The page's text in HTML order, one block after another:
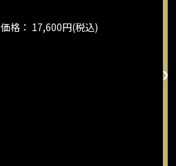
価格： 17,600円(税込)